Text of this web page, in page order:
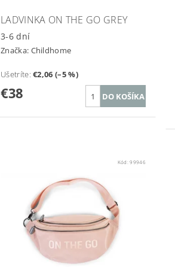
LADVINKA ON THE GO GREY
3-6 dní
Značka: Childhome
Ušetríte:€2,06 (–5 %)
€38
Kód:99946